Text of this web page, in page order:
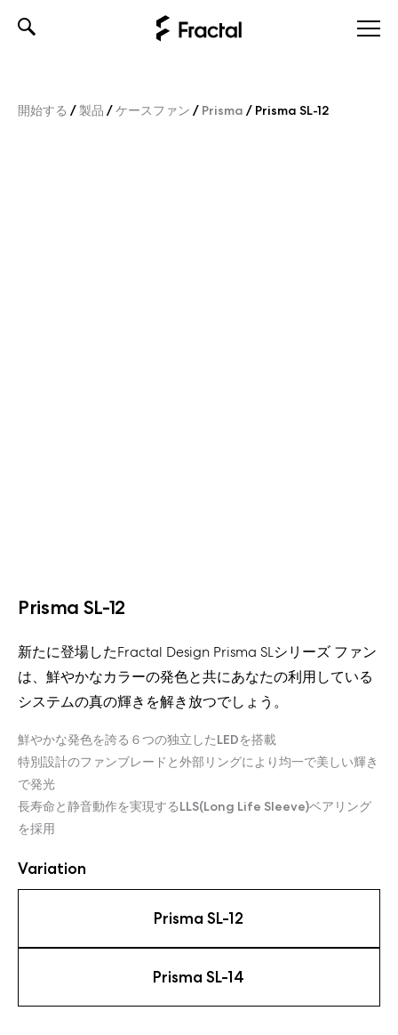
開始する /製品 /ケースファン / Prisma / Prisma SL-12
Prisma SL-12
新たに登場したFractal Design Prisma SLシリーズ ファン
は、鮮やかなカラーの発色と共にあなたの利用している
システムの真の輝きを解き放つでしょう。
鮮やかな発色を誇る６つの独立したLEDを搭載
特別設計のファンブレードと外部リングにより均一で美しい輝き
で発光
長寿命と静音動作を実現するLLS(Long Life Sleeve)ベアリング
を採用
Variation
Prisma SL-12
Prisma SL-14